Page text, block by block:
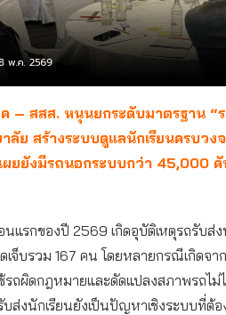
– สสส. หนุนยกระดับมาตรฐาน “
ลัย สร้างระบบดูแลนักเรียนครบว
ผยยังมีรถนอกระบบกว่า 45,000 คั
นแรกของปี 2569 เกิดอุบัติเหตุรถรับส่ง
เจ็บรวม 167 คน โดยหลายกรณีเกิดจ
รถผิดกฎหมายและดัดแปลงสภาพรถไ
ส่งนักเรียนยังเป็นปัญหาเชิงระบบที่ต้